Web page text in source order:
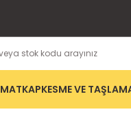
MATKAPKESME VE